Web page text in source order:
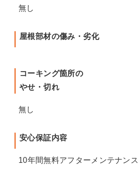
無し
屋根部材の傷み・劣化
コーキング箇所の
やせ・切れ
無し
安心保証内容
10年間無料アフターメンテナンス